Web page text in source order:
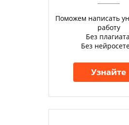
Поможем написать
работу
Без
Без
Узнайте